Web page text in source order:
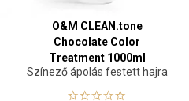
O&M CLEAN.tone
Chocolate Color
Treatment 1000ml
Színező ápolás festett hajra